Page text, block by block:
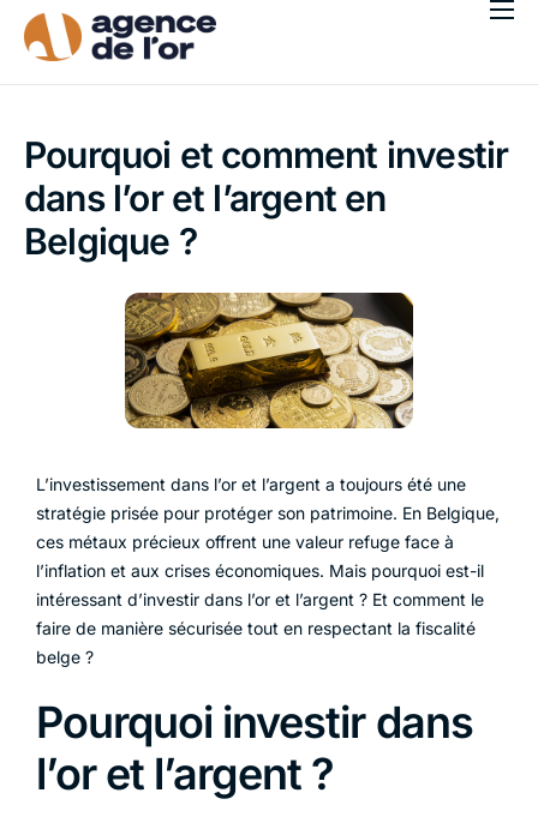
Acheter
Qui sommes-nous ?
Blog
Nos agences
Français
Pourquoi et comment investir
dans l’or et l’argent en
Belgique ?
L’investissement dans l’or et l’argent a toujours été une
stratégie prisée pour protéger son patrimoine. En Belgique,
ces métaux précieux offrent une valeur refuge face à
l’inflation et aux crises économiques. Mais pourquoi est-il
intéressant d’investir dans l’or et l’argent ? Et comment le
faire de manière sécurisée tout en respectant la fiscalité
belge ?
Pourquoi investir dans
l’or et l’argent ?